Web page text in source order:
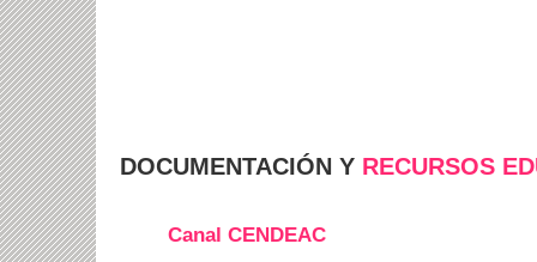
DOCUMENTACIÓN Y RECURSOS
Canal CENDEAC